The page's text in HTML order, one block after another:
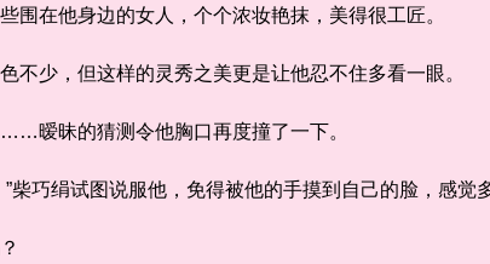
围在他身边的女人，个个浓妆艳抹，美得很工匠。
少，但这样的灵秀之美更是让他忍不住多看一眼。
昧的猜测令他胸口再度撞了一下。
巧绢试图说服他，免得被他的手摸到自己的脸，感觉